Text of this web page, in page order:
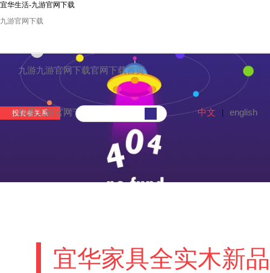
宜华生活-九游官网下载
九游官网下载
九游九游官网下载官网下载首页
联系九游官网下载
投资者关系 中文 english
宜华家具全实木新